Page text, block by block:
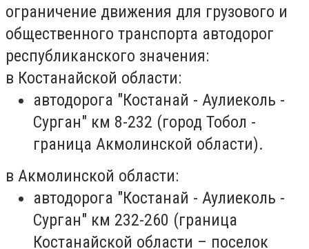
ограничение движения для грузового и
общественного транспорта автодорог
республиканского значения:
в Костанайской области:
автодорога "Костанай - Аулиеколь -
Сурган" км 8-232 (город Тобол -
граница Акмолинской области).
в Акмолинской области:
автодорога "Костанай - Аулиеколь -
Сурган" км 232-260 (граница
Костанайской области – поселок